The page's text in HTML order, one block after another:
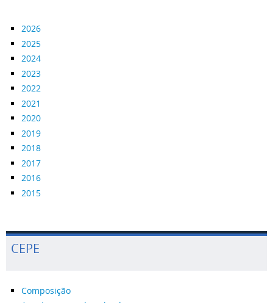
2026
2025
2024
2023
2022
2021
2020
2019
2018
2017
2016
2015
CEPE
Composição